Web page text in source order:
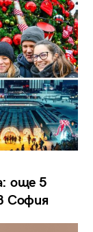
още 5
София